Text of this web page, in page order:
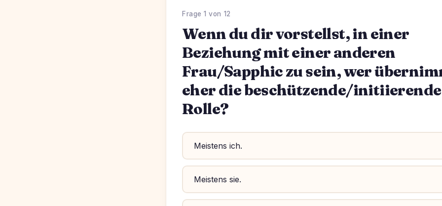
Frage 1 von 12
Wenn du dir vorstellst, in einer
Beziehung mit einer anderen
Frau/Sapphic zu sein, wer
eher die beschützende/initiierende
Rolle?
Meistens ich.
Meistens sie.